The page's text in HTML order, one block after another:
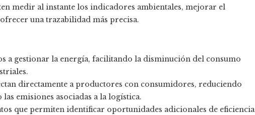
medir al instante los indicadores ambientales, mejorar el
una trazabilidad más precisa.
a gestionar la energía, facilitando la disminución del consumo
directamente a productores con consumidores, reduciendo
emisiones asociadas a la logística.
que permiten identificar oportunidades adicionales de eficiencia